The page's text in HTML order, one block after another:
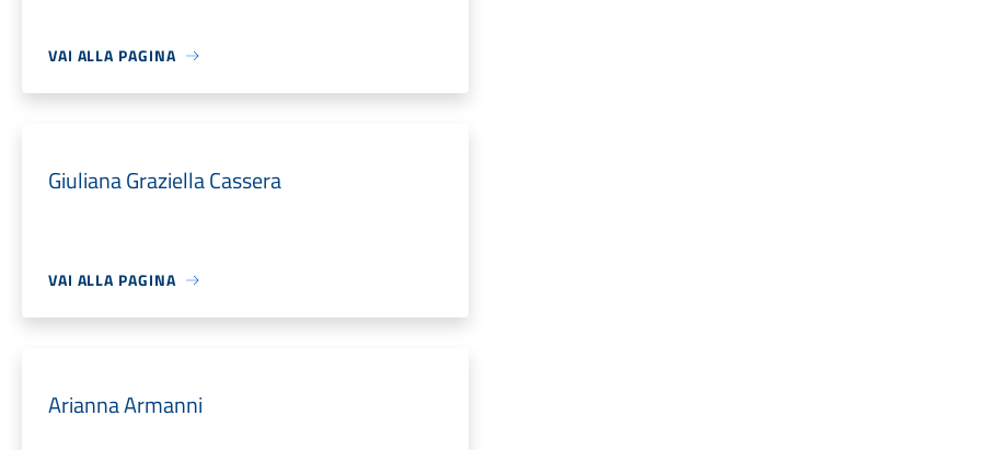
VAI ALLA PAGINA
Giuliana Graziella Cassera
VAI ALLA PAGINA
Arianna Armanni